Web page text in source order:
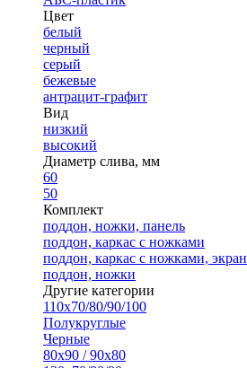
Цвет
белый
черный
серый
бежевые
антрацит-графит
Вид
низкий
высокий
Диаметр слива, мм
60
50
Комплект
поддон, ножки, панель
поддон, каркас с ножками
поддон, каркас с ножками, экран
поддон, ножки
Другие категории
110х70/80/90/100
Полукруглые
Черные
80х90 / 90х80